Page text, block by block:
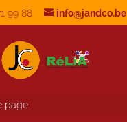
99 88 info@jandco.be
page